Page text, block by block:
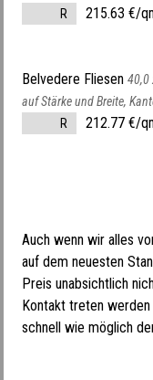
R
215.63 €/
Belvedere Fliesen 40,0
auf Stärke und Breite,
R
212.77 €/
Auch wenn wir alles
auf dem neuesten
Preis unabsichtlich
Kontakt treten
schnell wie möglich